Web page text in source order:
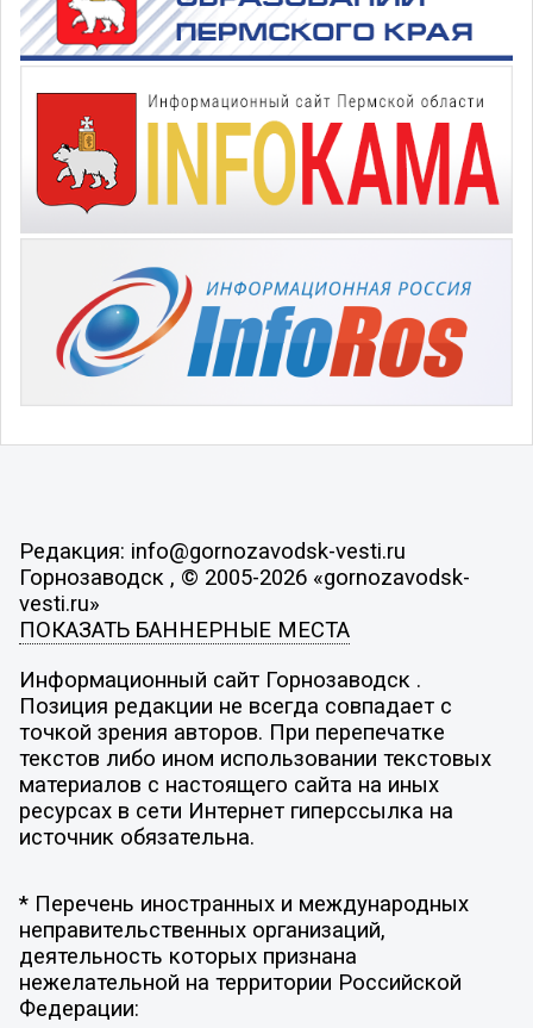
Редакция: info@gornozavodsk-vesti.ru
Горнозаводск , © 2005-2026 «gornozavodsk-
vesti.ru»
ПОКАЗАТЬ БАННЕРНЫЕ МЕСТА
Информационный сайт Горнозаводск .
Позиция редакции не всегда совпадает с
точкой зрения авторов. При перепечатке
текстов либо ином использовании текстовых
материалов с настоящего сайта на иных
ресурсах в сети Интернет гиперссылка на
источник обязательна.
* Перечень иностранных и международных
неправительственных организаций,
деятельность которых признана
нежелательной на территории Российской
Федерации: